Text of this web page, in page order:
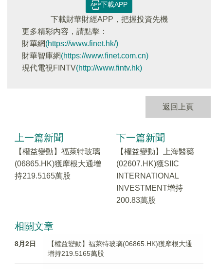
下載APP
下載財華財經APP，把握投資先機
更多精彩内容，請點擊：
財華網(https://www.finet.hk/)
財華智庫網(https://www.finet.com.cn)
現代電視FINTV(http://www.fintv.hk)
返回上頁
上一篇新聞
【權益變動】福萊特玻璃
(06865.HK)獲摩根大通增
持219.5165萬股
下一篇新聞
【權益變動】上海醫藥
(02607.HK)獲SIIC
INTERNATIONAL
INVESTMENT增持
200.83萬股
相關文章
8月2日
【權益變動】福萊特玻璃(06865.HK)獲摩根大通
增持219.5165萬股